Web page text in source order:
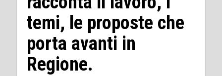
temi, le proposte che
porta avanti in
Regione.